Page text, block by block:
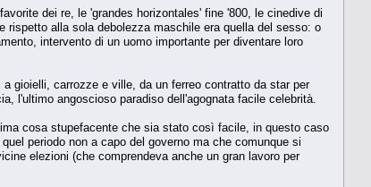
dei re, le 'grandes horizontales' fine '800, le cinedive di
alla sola debolezza maschile era quella del sesso: o
intervento di un uomo importante per diventare loro
gioielli, carrozze e ville, da un ferreo contratto da star per
l'ultimo angoscioso paradiso dell'agognata facile celebrità.
cosa stupefacente che sia stato così facile, in questo caso
periodo non a capo del governo ma che comunque si
elezioni (che comprendeva anche un gran lavoro per